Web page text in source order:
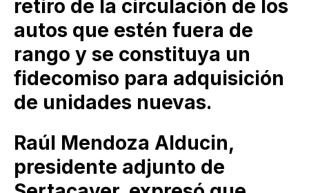
retiro de la circulación de los
autos que estén fuera de
rango y se constituya un
fidecomiso para adquisición
de unidades nuevas.
Raúl Mendoza Alducin,
presidente adjunto de